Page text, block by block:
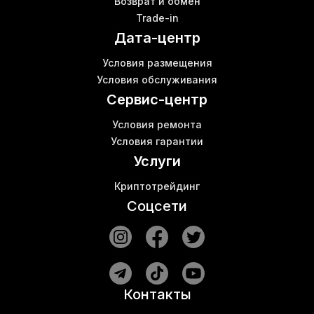
Оборудование для майнинга криптовалют купить
Asic майнер antminer s9
Купить asic для майнинга
Trade-in
Дата-центр
Условия размещения
Условия обслуживания
Сервис-центр
Условия ремонта
Условия гарантии
Услуги
Криптотрейдинг
Соцсети
Контакты